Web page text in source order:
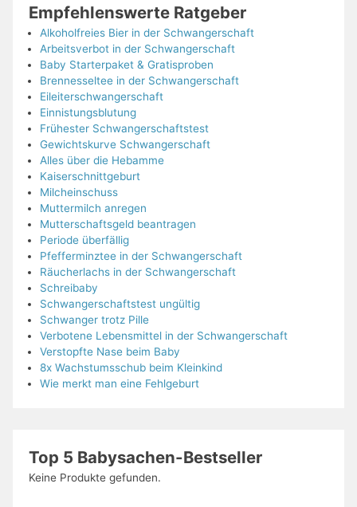
Empfehlenswerte Ratgeber
Alkoholfreies Bier in der Schwangerschaft
Arbeitsverbot in der Schwangerschaft
Baby Starterpaket & Gratisproben
Brennesseltee in der Schwangerschaft
Eileiterschwangerschaft
Einnistungsblutung
Frühester Schwangerschaftstest
Gewichtskurve Schwangerschaft
Alles über die Hebamme
Kaiserschnittgeburt
Milcheinschuss
Muttermilch anregen
Mutterschaftsgeld beantragen
Periode überfällig
Pfefferminztee in der Schwangerschaft
Räucherlachs in der Schwangerschaft
Schreibaby
Schwangerschaftstest ungültig
Schwanger trotz Pille
Verbotene Lebensmittel in der Schwangerschaft
Verstopfte Nase beim Baby
8x Wachstumsschub beim Kleinkind
Wie merkt man eine Fehlgeburt
Top 5 Babysachen-Bestseller
Keine Produkte gefunden.